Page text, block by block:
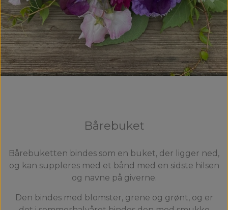
Bårebuket
Bårebuketten bindes som en buket, der ligger ned,
og kan suppleres med et bånd med en sidste hilsen
og navne på giverne.
Den bindes med blomster, grene og grønt, og er